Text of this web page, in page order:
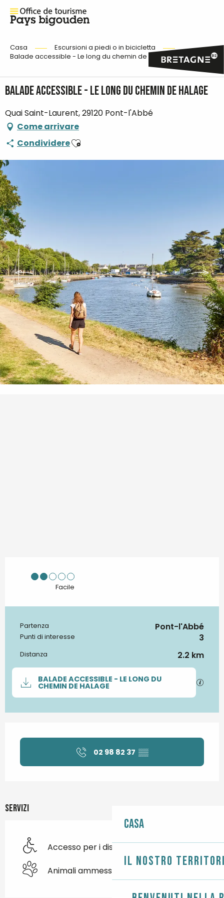
Casa
Il nostro
Casa
Escursioni a piedi o in bicicletta
Balade accessible - Le long du chemin de halage
Balade accessible - Le long du chemin de halage
Quai Saint-Laurent, 29120 Pont-l'Abbé
Come arrivare
CondividereAjouter aux favoris
Facile
Informazioni pratiche
Partenza Pont-l'Abbé
Punti di interesse 3
Distanza 2.2 km
Documentazione
BALADE ACCESSIBLE - LE LONG DU
CHEMIN DE HALAGE I file
Orari e contatti
02 98 82 37 ▒▒
Servizi
Accesso per i disabili
Animali ammessi